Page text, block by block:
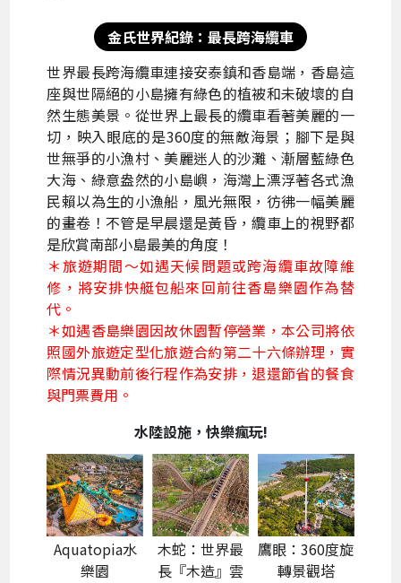
金氏世界紀錄：最長跨海纜車
世界最長跨海纜車連接安泰鎮和香島端，香島這
座與世隔絕的小島擁有綠色的植被和未破壞的自
然生態美景。從世界上最長的纜車看著美麗的一
切，映入眼底的是360度的無敵海景；腳下是與
世無爭的小漁村、美麗迷人的沙灘、漸層藍綠色
大海、綠意盎然的小島嶼，海灣上漂浮著各式漁
民賴以為生的小漁船，風光無限，彷彿一幅美麗
的畫卷！不管是早晨還是黃昏，纜車上的視野都
是欣賞南部小島最美的角度！
＊旅遊期間～如遇天候問題或跨海纜車故障維
修，將安排快艇包船來回前往香島樂園作為替
代。
＊如遇香島樂園因故休園暫停營業，本公司將依
照國外旅遊定型化旅遊合約第二十六條辦理，實
際情況異動前後行程作為安排，退還節省的餐食
與門票費用。
水陸設施，快樂瘋玩!
Aquatopia水
樂園
木蛇：世界最
長『木造』雲
鷹眼：360度旋
轉景觀塔